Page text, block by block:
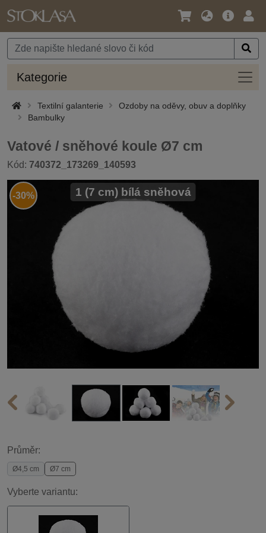
Jazyk
Měna
Hlavní
Kategorie
Textilní galanterie
Ozdoby na oděvy, obuv a doplňky
Bambulky
Vatové / sněhové koule Ø7 cm
Kód: 740372_173269_140593
-30% 1 (7 cm) bílá sněhová
Průměr:
Ø4,5 cm Ø7 cm
Vyberte variantu: